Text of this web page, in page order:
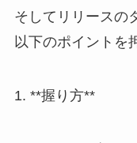
そしてリリースの
以下のポイントを
1. **握り方**